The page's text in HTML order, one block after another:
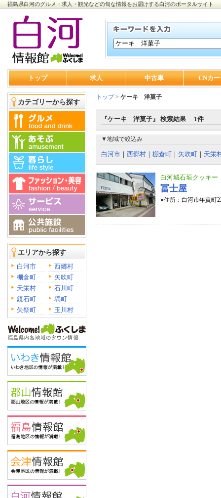
福島県白河のグルメ・求人・観光などの旬な情報をお届けする白河のポータルサイト
トップ 求人 中古車 CNカ
カテゴリーから探す
エリアから探す
白河市
西郷村
棚倉町
矢吹町
天栄村
石川町
鏡石町
塙町
矢祭町
玉川村
トップ> ケーキ 洋菓子
『ケーキ 洋菓子』 検索結果 1件
▼地域で絞込み
白河市 ｜ 西郷村 ｜ 棚倉町 ｜ 矢吹町 ｜ 天栄
白河城石垣クッキー
冨士屋
●住所： 白河市年貢町